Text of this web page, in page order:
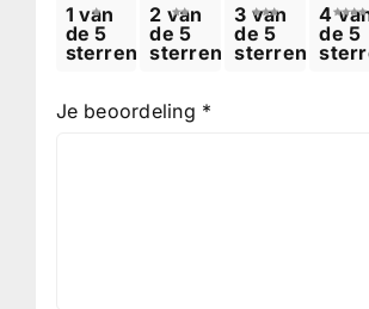
1 van
de 5
sterren
2 van
de 5
sterren
3 van
de 5
sterren
4
de 5
Je beoordeling *